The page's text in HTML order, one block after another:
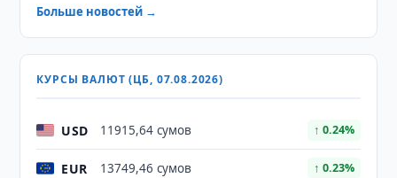
Больше новостей →
КУРСЫ ВАЛЮТ (ЦБ, 07.08.2026)
USD 11915,64 сумов ↑ 0.24%
EUR 13749,46 сумов ↑ 0.23%